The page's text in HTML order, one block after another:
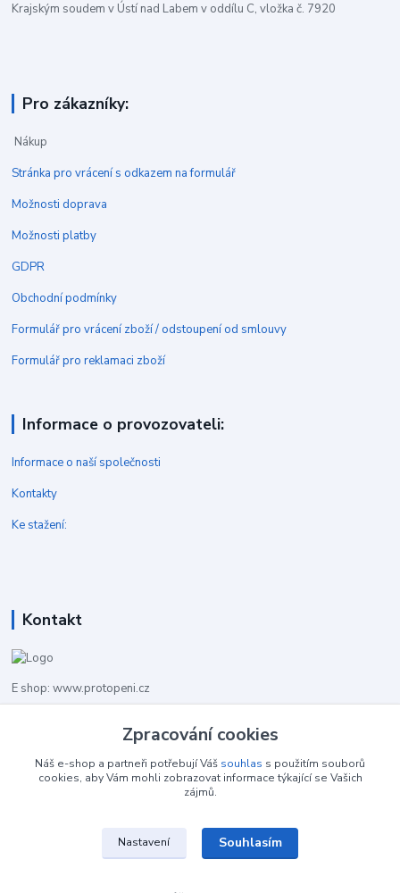
Krajským soudem v Ústí nad Labem v oddílu C, vložka č. 7920
Pro zákazníky:
Nákup
Stránka pro vrácení s odkazem na formulář
Možnosti doprava
Možnosti platby
GDPR
Obchodní podmínky
Formulář pro vrácení zboží / odstoupení od smlouvy
Formulář pro reklamaci zboží
Informace o provozovateli:
Informace o naší společnosti
Kontakty
Ke stažení:
Kontakt
E shop: www.protopeni.cz
+420 483 710 226
info@protopeni.cz
Zpracování cookies
Náš e-shop a partneři potřebují Váš souhlas s použitím souborů
cookies, aby Vám mohli zobrazovat informace týkající se Vašich
zájmů.
Nastavení Souhlasím